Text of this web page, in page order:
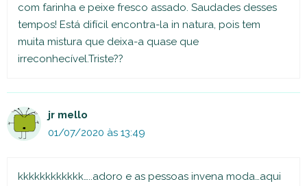
com farinha e peixe fresco assado. Saudades desses
tempos! Está difícil encontra-la in natura, pois tem
muita mistura que deixa-a quase que
irreconhecível.Triste??
jr mello
01/07/2020 às 13:49
kkkkkkkkkkkk…..adoro e as pessoas invena moda…aqui